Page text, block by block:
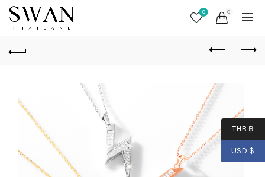
0 0
THB ฿
USD $